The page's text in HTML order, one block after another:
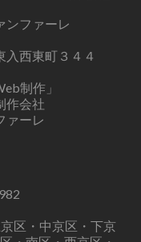
ンファーレ
西東町３４４
制作」
作会社
ァーレ
区・中京区・下京